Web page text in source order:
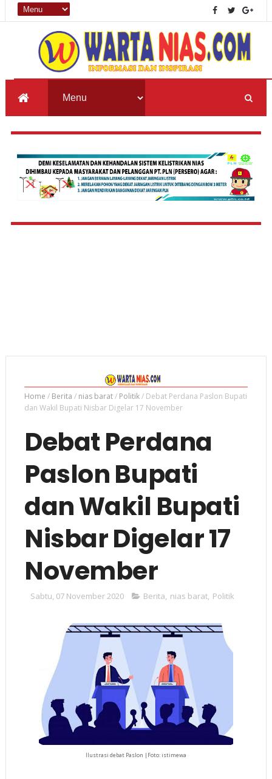
Home / Berita / nias barat/ Politik/ Debat Perdana Paslon Bupati
dan Wakil Bupati Nisbar Digelar 17 November
Debat Perdana
Paslon Bupati
dan Wakil Bupati
Nisbar Digelar 17
November
Sabtu, 07 November 2020 Berita, nias barat, Politik
Ilustrasi debat Paslon |Foto: istimewa